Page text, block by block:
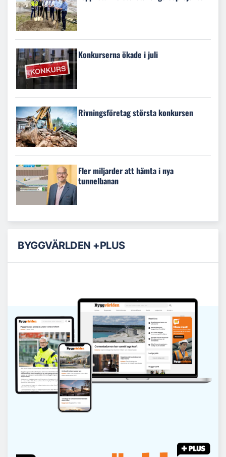
Konkurserna ökade i juli
Rivningsföretag största konkursen
Fler miljarder att hämta i nya
tunnelbanan
BYGGVÄRLDEN +PLUS